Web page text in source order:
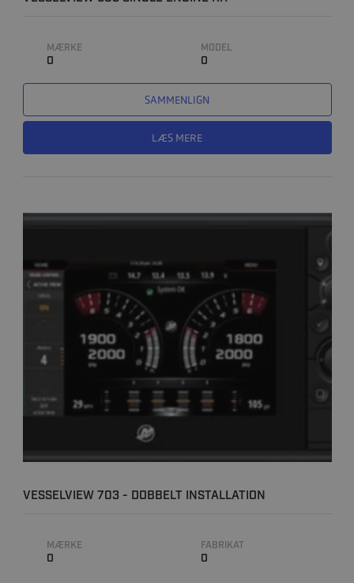
MÆRKE
0
MODEL
0
SAMMENLIGN
LÆS MERE
VESSELVIEW 703 - DOBBELT INSTALLATION
MÆRKE
0
FABRIKAT
0